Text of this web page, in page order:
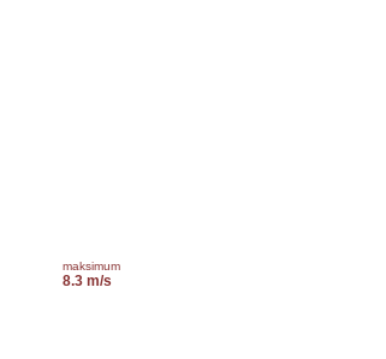
maksimum
8.3 m/s